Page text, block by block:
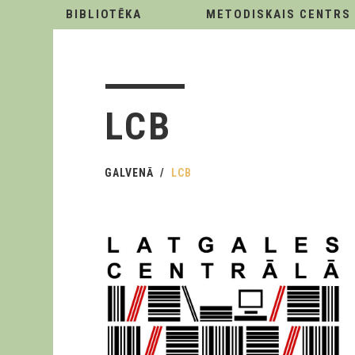
BIBLIOTĒKA
METODISKAIS CENTRS
LCB
GALVENĀ LCB